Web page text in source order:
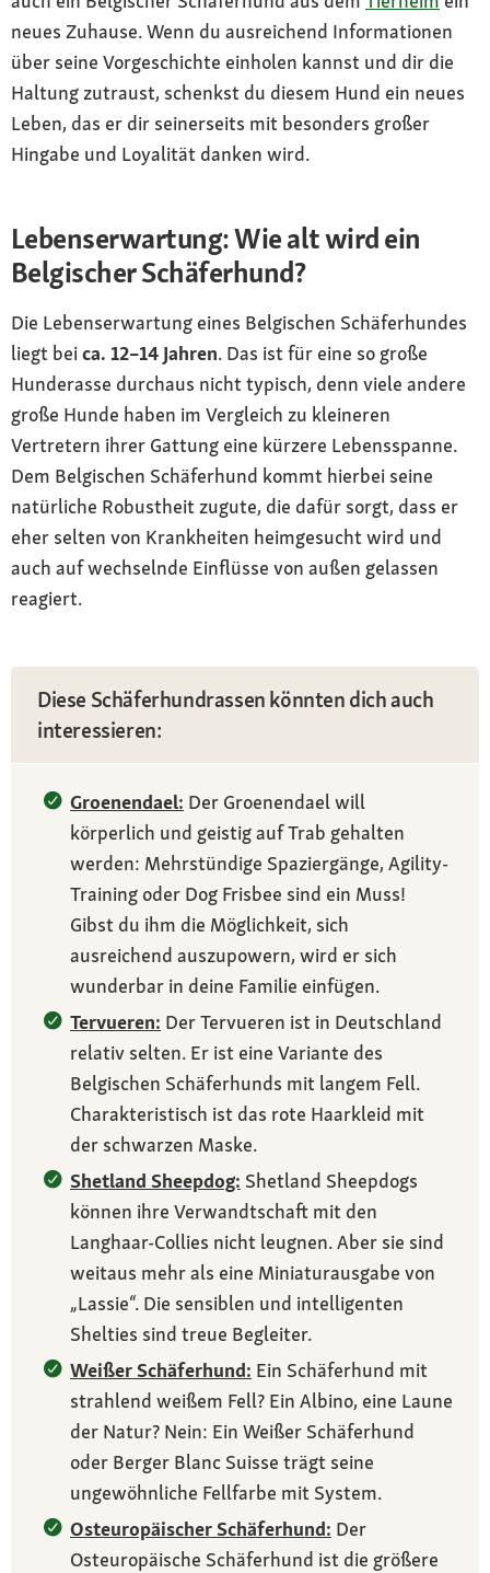
neues Zuhause. Wenn du ausreichend Informationen
über seine Vorgeschichte einholen kannst und dir die
Haltung zutraust, schenkst du diesem Hund ein neues
Leben, das er dir seinerseits mit besonders großer
Hingabe und Loyalität danken wird.
Lebenserwartung: Wie alt wird ein
Belgischer Schäferhund?
Die Lebenserwartung eines Belgischen Schäferhundes
liegt beica. 12­–14 Jahren. Das ist für eine so große
Hunderasse durchaus nicht typisch, denn viele andere
große Hunde haben im Vergleich zu kleineren
Vertretern ihrer Gattung eine kürzere Lebensspanne.
Dem Belgischen Schäferhund kommt hierbei seine
natürliche Robustheit zugute, die dafür sorgt, dass er
eher selten von Krankheiten heimgesucht wird und
auch auf wechselnde Einflüsse von außen gelassen
reagiert.
Diese Schäferhundrassen könnten dich auch
interessieren:
Groenendael: Der Groenendael will
körperlich und geistig auf Trab gehalten
werden: Mehrstündige Spaziergänge, Agility-
Training oder Dog Frisbee sind ein Muss!
Gibst du ihm die Möglichkeit, sich
ausreichend auszupowern, wird er sich
wunderbar in deine Familie einfügen.
Tervueren: Der Tervueren ist in Deutschland
relativ selten. Er ist eine Variante des
Belgischen Schäferhunds mit langem Fell.
Charakteristisch ist das rote Haarkleid mit
der schwarzen Maske.
Shetland Sheepdog: Shetland Sheepdogs
können ihre Verwandtschaft mit den
Langhaar-Collies nicht leugnen. Aber sie sind
weitaus mehr als eine Miniaturausgabe von
„Lassie“. Die sensiblen und intelligenten
Shelties sind treue Begleiter.
Weißer Schäferhund: Ein Schäferhund mit
strahlend weißem Fell? Ein Albino, eine Laune
der Natur? Nein: Ein Weißer Schäferhund
oder Berger Blanc Suisse trägt seine
ungewöhnliche Fellfarbe mit System.
Osteuropäischer Schäferhund: Der
Osteuropäische Schäferhund ist die größere